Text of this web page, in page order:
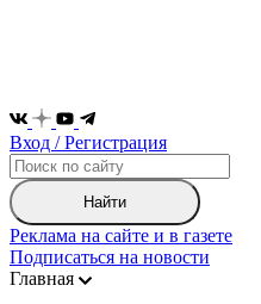
Вход / Регистрация
Найти
Реклама на сайте и в газете
Подписаться на новости
Главная